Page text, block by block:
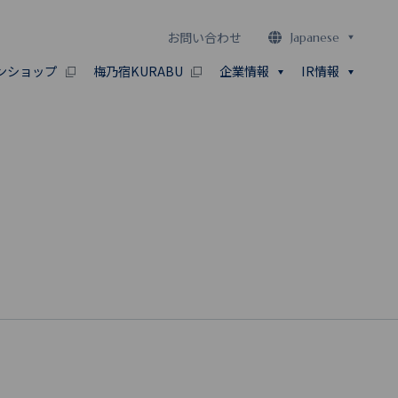
お問い合わせ Japanese
ショップ 梅乃宿KURABU 企業情報 IR情報